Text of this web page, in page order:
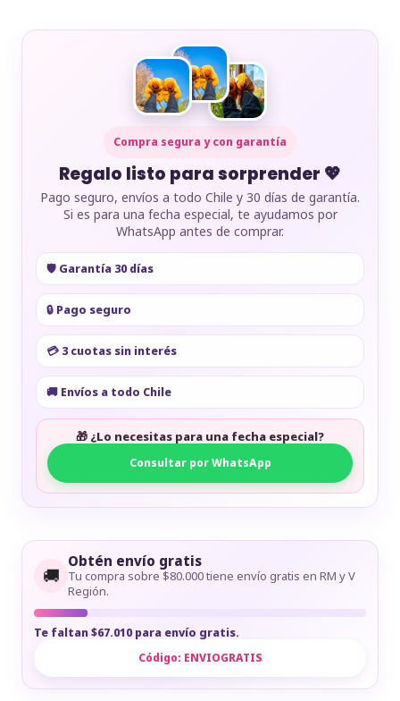
Compra segura y con garantía
Regalo listo para sorprender 💖
Pago seguro, envíos a todo Chile y 30 días de garantía.
Si es para una fecha especial, te ayudamos por
WhatsApp antes de comprar.
🛡️ Garantía 30 días
🔒 Pago seguro
💳 3 cuotas sin interés
🚚 Envíos a todo Chile
🎁 ¿Lo necesitas para una fecha especial?
Consultar por WhatsApp
🚚
Obtén envío gratis
Tu compra sobre $80.000 tiene envío gratis en RM y V
Región.
Te faltan $67.010 para envío gratis.
Código: ENVIOGRATIS